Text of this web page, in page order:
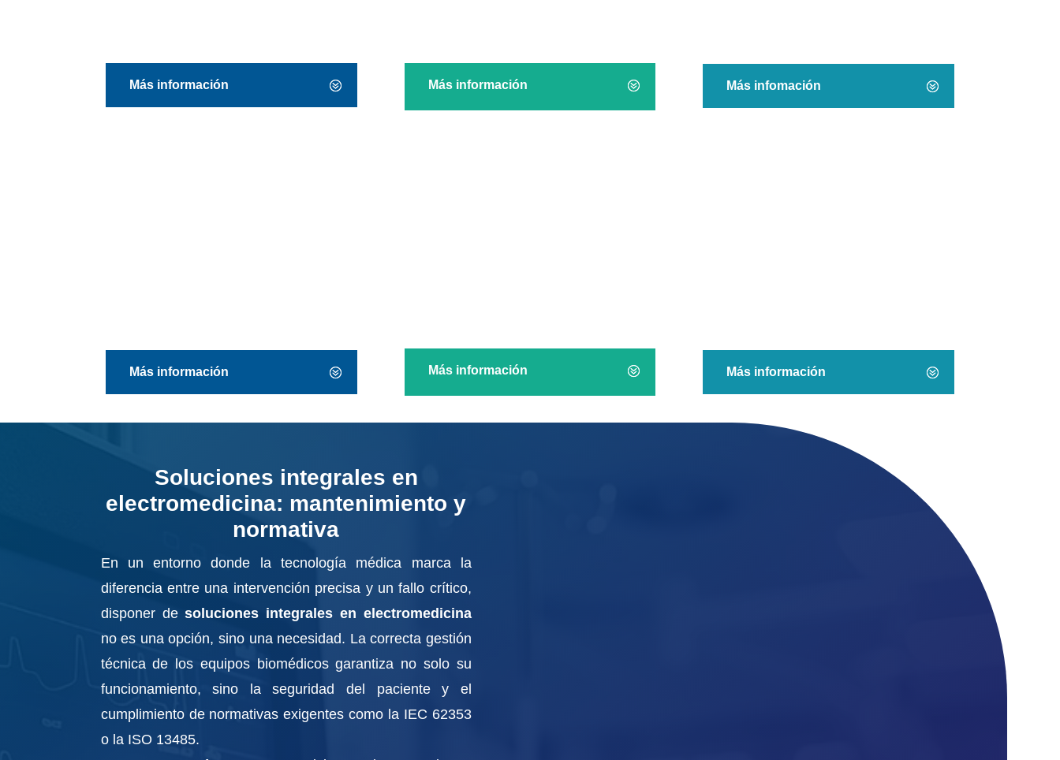
Más información Más información Más infomación
Más información Más información Más información
Soluciones integrales en
electromedicina: mantenimiento y
normativa
En un entorno donde la tecnología médica marca la
diferencia entre una intervención precisa y un fallo crítico,
disponer desoluciones integrales en electromedicina
no es una opción, sino una necesidad. La correcta gestión
técnica de los equipos biomédicos garantiza no solo su
funcionamiento, sino la seguridad del paciente y el
cumplimiento de normativas exigentes como la IEC 62353
o la ISO 13485.